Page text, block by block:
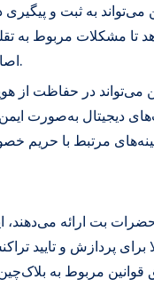
می‌تواند به ثبت و
مشکلات مربوط به
اصالت محصولات اطمینان حاصل کنند.
در حفاظت از
دیجیتال به‌صورت
بت ارائه می‌دهند،
برای پردازش و تایید
مربوط به